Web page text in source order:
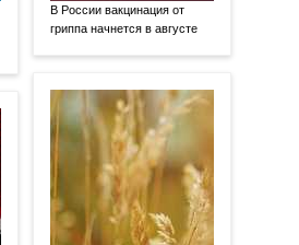
В России вакцинация от
гриппа начнется в августе